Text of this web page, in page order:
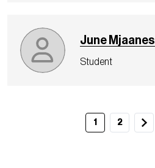
June Mjaanes
Student
1 2